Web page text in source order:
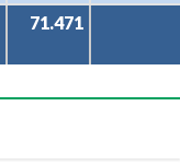
71.471